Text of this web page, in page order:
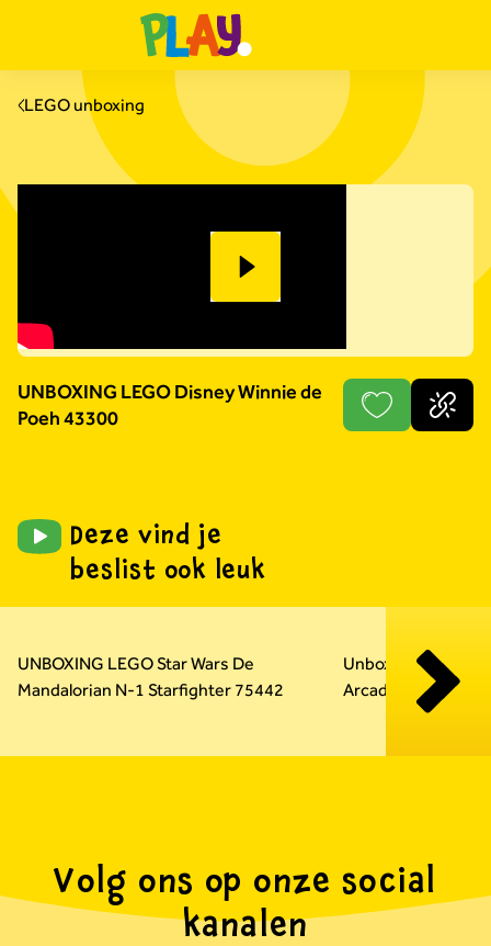
LEGO unboxing
UNBOXING LEGO Disney Winnie de
Poeh 43300
Deze vind je
beslist ook leuk
UNBOXING LEGO Star Wars De
Mandalorian N-1 Starfighter 75442
Unboxing LEGO
Arcadekast 72051
Volg ons op onze social
kanalen